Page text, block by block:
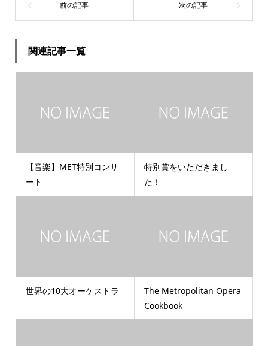
関連記事一覧
【音楽】MET特別コンサ
ート
特別賞をいただきまし
た！
世界の10大オーケストラ
The Metropolitan Opera
Cookbook